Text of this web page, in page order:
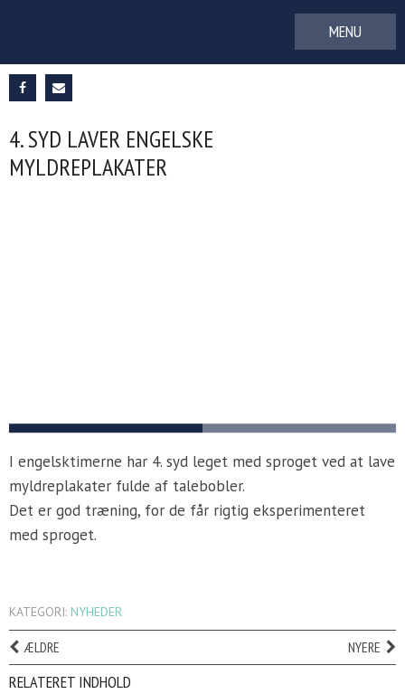
4. SYD LAVER ENGELSKE
MYLDREPLAKATER
I engelsktimerne har 4. syd leget med sproget ved at lave
myldreplakater fulde af talebobler.
Det er god træning, for de får rigtig eksperimenteret
med sproget.
KATEGORI: NYHEDER
ÆLDRE NYERE
RELATERET INDHOLD